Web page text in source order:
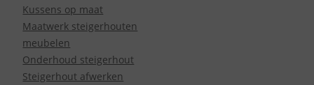
Kussens op maat
Maatwerk steigerhouten
meubelen
Onderhoud steigerhout
Steigerhout afwerken